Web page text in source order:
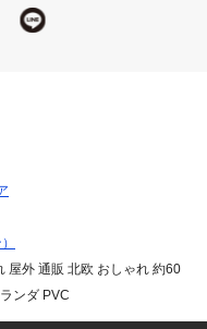
屋外 通販 北欧 おしゃれ 約60
ンダ PVC